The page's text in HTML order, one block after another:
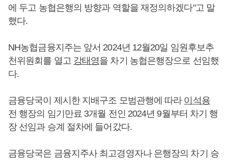
에 두고 농협은행의 방향과 역할을 재정의하겠다"고 말
했다.
NH농협금융지주는 앞서 2024년 12월20일 임원후보추
천위원회를 열고 강태영을 차기 농협은행장으로 선임했
다.
금융당국이 제시한 지배구조 모범관행에 따라 이석용
전 행장의 임기만료 3개월 전인 2024년 9월부터 차기 행
장 선임과 승계 절차에 들어갔다.
금융당국은 금융지주사 최고경영자나 은행장의 차기 승